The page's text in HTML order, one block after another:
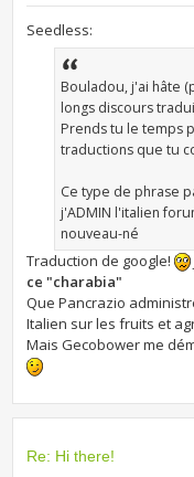
Seedless:
Bouladou, j'ai hâte
longs discours
Prends tu le temps
traductions que tu
Ce type de phrase
j'ADMIN l'italien
nouveau-né
Traduction de google!
ce "charabia"
Que Pancrazio
Italien sur les fruits et
Mais Gecobower me
Re: Hi there!